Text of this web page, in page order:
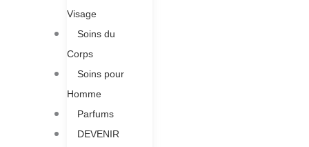
Visage
Soins du
Corps
Soins pour
Homme
Parfums
DEVENIR